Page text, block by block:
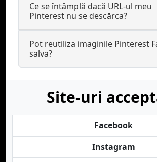
Ce se întâmplă dacă URL-ul meu
Pinterest nu se descărca?
Pot reutiliza imaginile Pinterest
salva?
Site-uri
Facebook
Instagram